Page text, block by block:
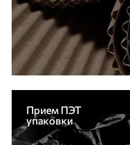
Прием ПЭТ
упаковки